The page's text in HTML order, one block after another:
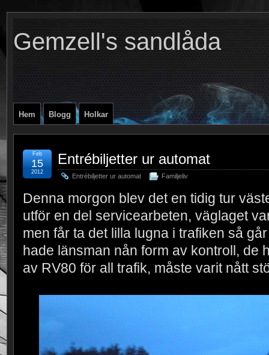
Gemzell's sandlåda
Hem Blogg Holkar
Entrébiljetter ur automat
Entrébiljetter ur automat Familjeliv
Feb
15
2012
Denna morgon blev det en tidig tur
utför en del servicearbeten, väglaget
men får ta det lilla lugna i trafiken så
hade länsman nån form av kontroll, de
av RV80 för all trafik, måste varit nått